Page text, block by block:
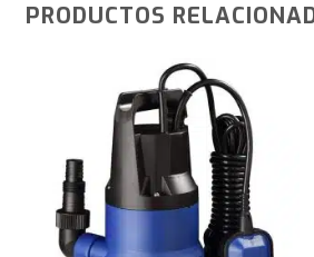
PRODUCTOS